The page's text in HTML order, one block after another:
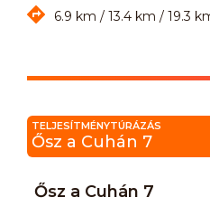
6.9 km / 13.4 km / 19.3
TELJESÍTMÉNYTÚRÁZÁS
Ősz a Cuhán 7
Ősz a Cuhán 7